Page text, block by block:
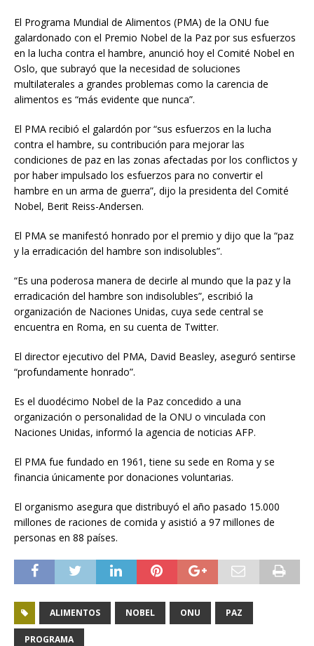
El Programa Mundial de Alimentos (PMA) de la ONU fue
galardonado con el Premio Nobel de la Paz por sus esfuerzos
en la lucha contra el hambre, anunció hoy el Comité Nobel en
Oslo, que subrayó que la necesidad de soluciones
multilaterales a grandes problemas como la carencia de
alimentos es “más evidente que nunca”.
El PMA recibió el galardón por “sus esfuerzos en la lucha
contra el hambre, su contribución para mejorar las
condiciones de paz en las zonas afectadas por los conflictos y
por haber impulsado los esfuerzos para no convertir el
hambre en un arma de guerra”, dijo la presidenta del Comité
Nobel, Berit Reiss-Andersen.
El PMA se manifestó honrado por el premio y dijo que la “paz
y la erradicación del hambre son indisolubles”.
“Es una poderosa manera de decirle al mundo que la paz y la
erradicación del hambre son indisolubles”, escribió la
organización de Naciones Unidas, cuya sede central se
encuentra en Roma, en su cuenta de Twitter.
El director ejecutivo del PMA, David Beasley, aseguró sentirse
“profundamente honrado”.
Es el duodécimo Nobel de la Paz concedido a una
organización o personalidad de la ONU o vinculada con
Naciones Unidas, informó la agencia de noticias AFP.
El PMA fue fundado en 1961, tiene su sede en Roma y se
financia únicamente por donaciones voluntarias.
El organismo asegura que distribuyó el año pasado 15.000
millones de raciones de comida y asistió a 97 millones de
personas en 88 países.
ALIMENTOS NOBEL ONU PAZ
PROGRAMA